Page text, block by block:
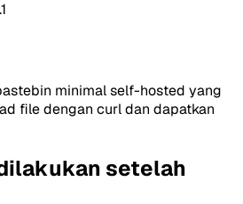
minimal self-hosted yang
file dengan curl dan dapatkan
setelah